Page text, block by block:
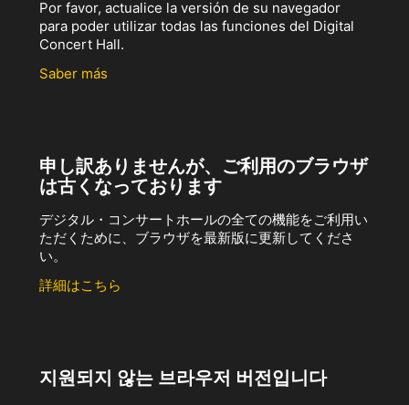
Por favor, actualice la versión de su navegador
para poder utilizar todas las funciones del Digital
Concert Hall.
Saber más
申し訳ありませんが、ご利用のブラウザ
は古くなっております
デジタル・コンサートホールの全ての機能をご利用い
ただくために、ブラウザを最新版に更新してくださ
い。
詳細はこちら
지원되지 않는 브라우저 버전입니다